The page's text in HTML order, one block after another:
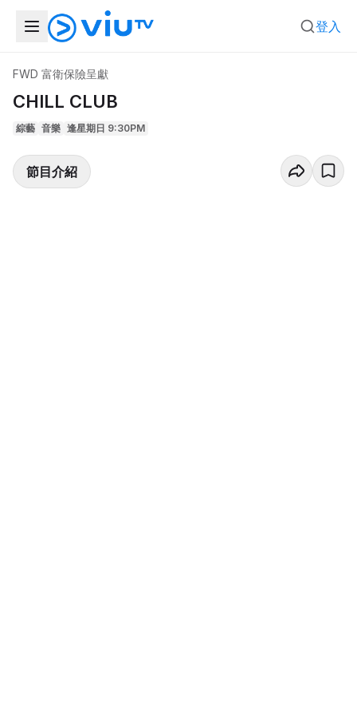
登入
FWD 富衛保險呈獻
CHILL CLUB
綜藝 音樂 逢星期日 9:30PM
節目介紹